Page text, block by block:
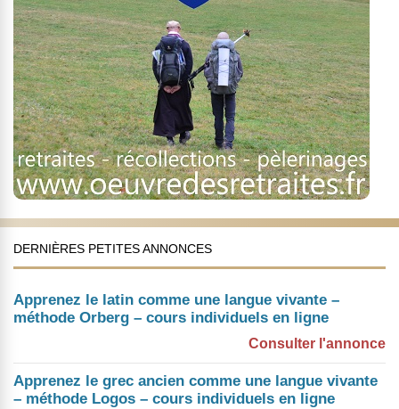
DERNIÈRES PETITES ANNONCES
Apprenez le latin comme une langue vivante –
méthode Orberg – cours individuels en ligne
Consulter l'annonce
Apprenez le grec ancien comme une langue vivante
– méthode Logos – cours individuels en ligne